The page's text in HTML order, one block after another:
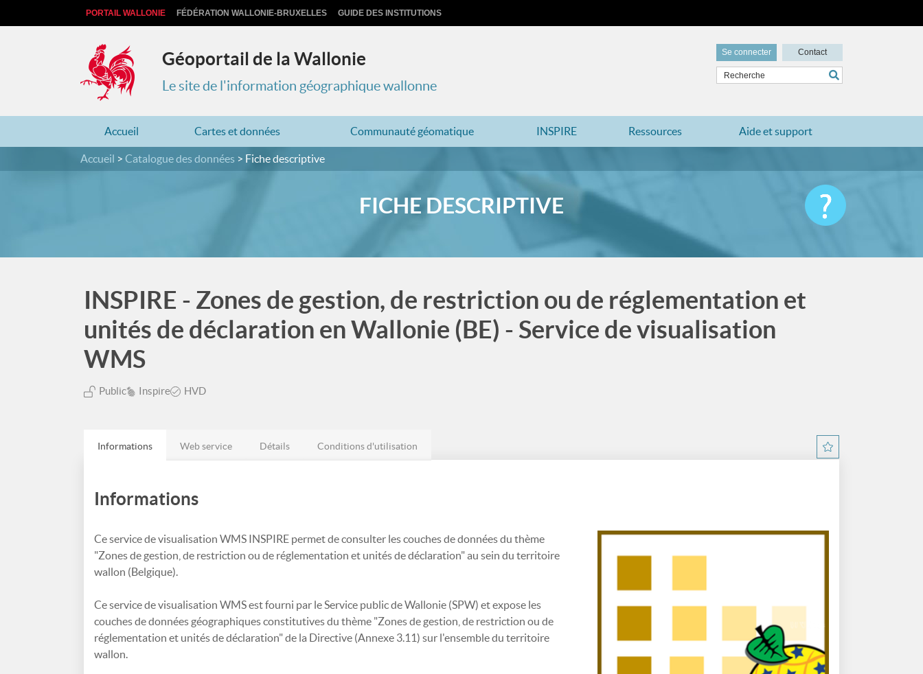
PORTAIL WALLONIE FÉDÉRATION WALLONIE-BRUXELLES GUIDE DES INSTITUTIONS
Géoportail de la Wallonie
Le site de l'information géographique wallonne
Se connecter Contact
Accueil Cartes et données Communauté géomatique INSPIRE Ressources Aide et support
Accueil Catalogue des données Fiche descriptive
FICHE DESCRIPTIVE
INSPIRE - Zones de gestion, de restriction ou de réglementation et
unités de déclaration en Wallonie (BE) - Service de visualisation
WMS
Public Inspire HVD
Informations Web service Détails Conditions d'utilisation
Informations
Ce service de visualisation WMS INSPIRE permet de consulter les couches de données du thème
"Zones de gestion, de restriction ou de réglementation et unités de déclaration" au sein du territoire
wallon (Belgique).
Ce service de visualisation WMS est fourni par le Service public de Wallonie (SPW) et expose les
couches de données géographiques constitutives du thème "Zones de gestion, de restriction ou de
réglementation et unités de déclaration" de la Directive (Annexe 3.11) sur l'ensemble du territoire
wallon.